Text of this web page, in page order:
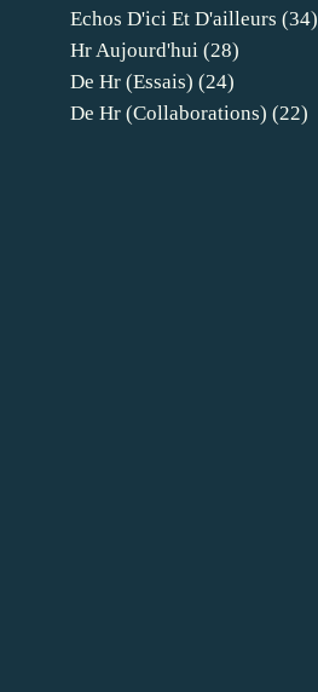
Echos D'ici Et D'ailleurs (34)
Hr Aujourd'hui (28)
De Hr (essais) (24)
De Hr (collaborations) (22)